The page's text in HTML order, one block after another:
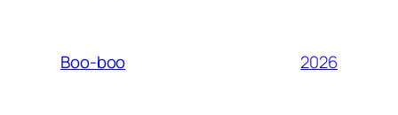
Boo-boo 2026